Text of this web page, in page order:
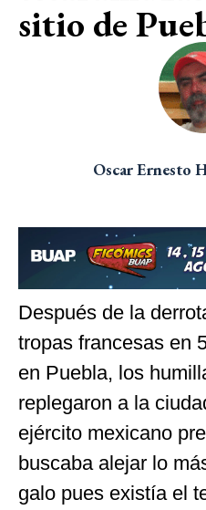
sitio de
Oscar Ernesto
Después de la
tropas francesas en
en Puebla, los
replegaron a la
ejército mexicano
buscaba alejar lo
galo pues existía el